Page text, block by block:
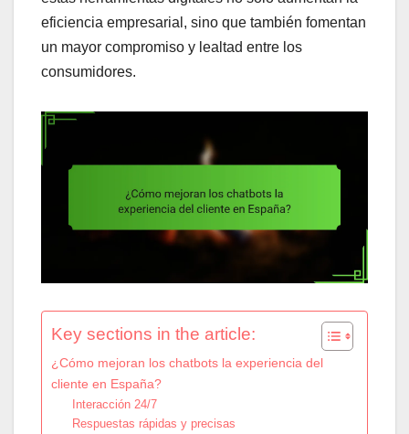
eficiencia empresarial, sino que también fomentan
un mayor compromiso y lealtad entre los
consumidores.
Key sections in the article:
¿Cómo mejoran los chatbots la experiencia del
cliente en España?
Interacción 24/7
Respuestas rápidas y precisas